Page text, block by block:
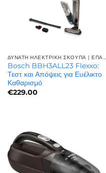
Bosch BBH3ALL23 Flexxo:
Τεστ και Απόψεις για Ευέλικτο
Καθαρισμό
€229.00